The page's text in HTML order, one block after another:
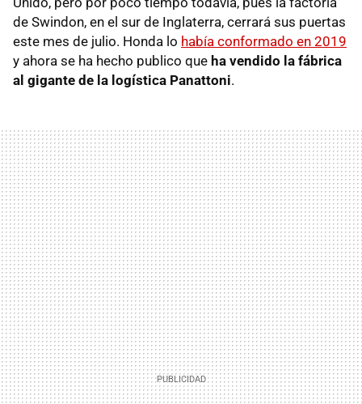
de Swindon, en el sur de Inglaterra, cerrará sus puertas
este mes de julio. Honda lo había conformado en 2019
y ahora se ha hecho publico que ha vendido la fábrica
al gigante de la logística Panattoni.